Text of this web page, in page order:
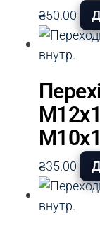
₴50.00
₴35.00